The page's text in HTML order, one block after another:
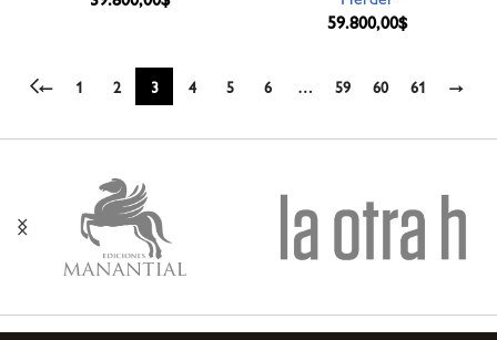
59.800,00$
← 1 2 3 4 5 6 … 59 60 61 →